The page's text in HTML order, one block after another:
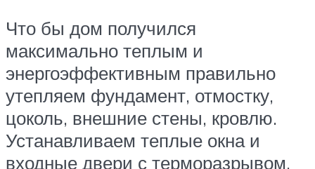
Что бы дом получился
максимально теплым и
энергоэффективным правильно
утепляем фундамент, отмостку,
цоколь, внешние стены, кровлю.
Устанавливаем теплые окна и
входные двери с терморазрывом.